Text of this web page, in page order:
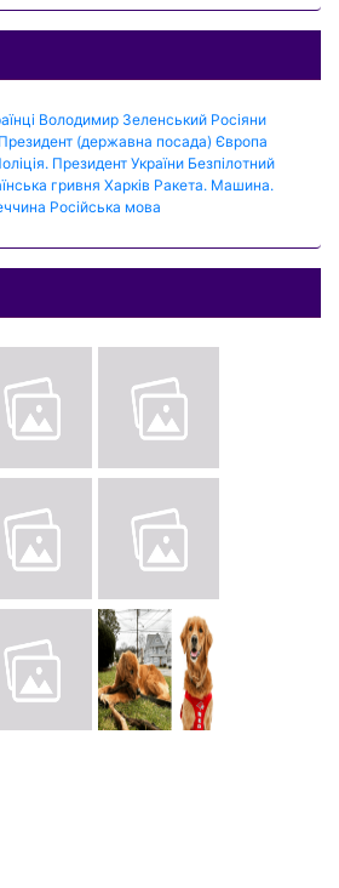
Володимир Зеленський Росіяни
Президент (державна посада) Європа
Президент України Безпілотний
гривня Харків Ракета. Машина.
Російська мова